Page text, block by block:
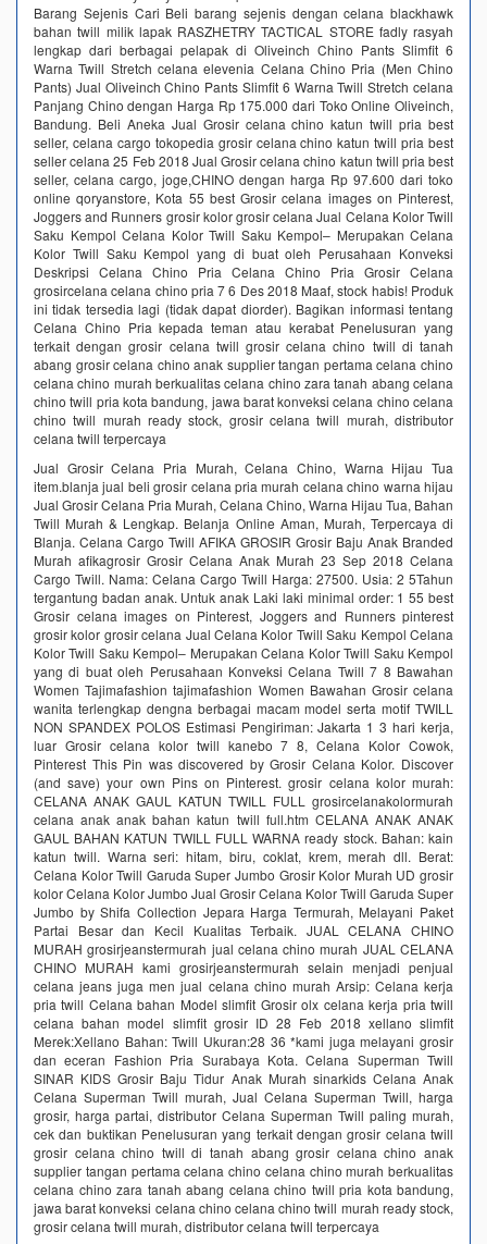
Barang Sejenis Cari Beli barang sejenis dengan celana blackhawk
bahan twill milik lapak RASZHETRY TACTICAL STORE fadly rasyah
lengkap dari berbagai pelapak di Oliveinch Chino Pants Slimfit 6
Warna Twill Stretch celana elevenia Celana Chino Pria (Men Chino
Pants) Jual Oliveinch Chino Pants Slimfit 6 Warna Twill Stretch celana
Panjang Chino dengan Harga Rp 175.000 dari Toko Online Oliveinch,
Bandung. Beli Aneka Jual Grosir celana chino katun twill pria best
seller, celana cargo tokopedia grosir celana chino katun twill pria best
seller celana 25 Feb 2018 Jual Grosir celana chino katun twill pria best
seller, celana cargo, joge,CHINO dengan harga Rp 97.600 dari toko
online qoryanstore, Kota 55 best Grosir celana images on Pinterest,
Joggers and Runners grosir kolor grosir celana Jual Celana Kolor Twill
Saku Kempol Celana Kolor Twill Saku Kempol– Merupakan Celana
Kolor Twill Saku Kempol yang di buat oleh Perusahaan Konveksi
Deskripsi Celana Chino Pria Celana Chino Pria Grosir Celana
grosircelana celana chino pria 7 6 Des 2018 Maaf, stock habis! Produk
ini tidak tersedia lagi (tidak dapat diorder). Bagikan informasi tentang
Celana Chino Pria kepada teman atau kerabat Penelusuran yang
terkait dengan grosir celana twill grosir celana chino twill di tanah
abang grosir celana chino anak supplier tangan pertama celana chino
celana chino murah berkualitas celana chino zara tanah abang celana
chino twill pria kota bandung, jawa barat konveksi celana chino celana
chino twill murah ready stock, grosir celana twill murah, distributor
celana twill terpercaya
Jual Grosir Celana Pria Murah, Celana Chino, Warna Hijau Tua
item.blanja jual beli grosir celana pria murah celana chino warna hijau
Jual Grosir Celana Pria Murah, Celana Chino, Warna Hijau Tua, Bahan
Twill Murah & Lengkap. Belanja Online Aman, Murah, Terpercaya di
Blanja. Celana Cargo Twill AFIKA GROSIR Grosir Baju Anak Branded
Murah afikagrosir Grosir Celana Anak Murah 23 Sep 2018 Celana
Cargo Twill. Nama: Celana Cargo Twill Harga: 27500. Usia: 2 5Tahun
tergantung badan anak. Untuk anak Laki laki minimal order: 1 55 best
Grosir celana images on Pinterest, Joggers and Runners pinterest
grosir kolor grosir celana Jual Celana Kolor Twill Saku Kempol Celana
Kolor Twill Saku Kempol– Merupakan Celana Kolor Twill Saku Kempol
yang di buat oleh Perusahaan Konveksi Celana Twill 7 8 Bawahan
Women Tajimafashion tajimafashion Women Bawahan Grosir celana
wanita terlengkap dengna berbagai macam model serta motif TWILL
NON SPANDEX POLOS Estimasi Pengiriman: Jakarta 1 3 hari kerja,
luar Grosir celana kolor twill kanebo 7 8, Celana Kolor Cowok,
Pinterest This Pin was discovered by Grosir Celana Kolor. Discover
(and save) your own Pins on Pinterest. grosir celana kolor murah:
CELANA ANAK GAUL KATUN TWILL FULL grosircelanakolormurah
celana anak anak bahan katun twill full.htm CELANA ANAK ANAK
GAUL BAHAN KATUN TWILL FULL WARNA ready stock. Bahan: kain
katun twill. Warna seri: hitam, biru, coklat, krem, merah dll. Berat:
Celana Kolor Twill Garuda Super Jumbo Grosir Kolor Murah UD grosir
kolor Celana Kolor Jumbo Jual Grosir Celana Kolor Twill Garuda Super
Jumbo by Shifa Collection Jepara Harga Termurah, Melayani Paket
Partai Besar dan Kecil Kualitas Terbaik. JUAL CELANA CHINO
MURAH grosirjeanstermurah jual celana chino murah JUAL CELANA
CHINO MURAH kami grosirjeanstermurah selain menjadi penjual
celana jeans juga men jual celana chino murah Arsip: Celana kerja
pria twill Celana bahan Model slimfit Grosir olx celana kerja pria twill
celana bahan model slimfit grosir ID 28 Feb 2018 xellano slimfit
Merek:Xellano Bahan: Twill Ukuran:28 36 *kami juga melayani grosir
dan eceran Fashion Pria Surabaya Kota. Celana Superman Twill
SINAR KIDS Grosir Baju Tidur Anak Murah sinarkids Celana Anak
Celana Superman Twill murah, Jual Celana Superman Twill, harga
grosir, harga partai, distributor Celana Superman Twill paling murah,
cek dan buktikan Penelusuran yang terkait dengan grosir celana twill
grosir celana chino twill di tanah abang grosir celana chino anak
supplier tangan pertama celana chino celana chino murah berkualitas
celana chino zara tanah abang celana chino twill pria kota bandung,
jawa barat konveksi celana chino celana chino twill murah ready stock,
grosir celana twill murah, distributor celana twill terpercaya